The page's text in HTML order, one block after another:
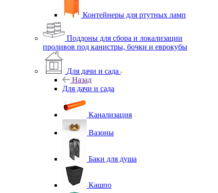
Контейнеры для ртутных ламп
Поддоны для сбора и локализации
проливов под канистры, бочки и еврокубы
Для дачи и сада
Назад
Для дачи и сада
Канализация
Вазоны
Баки для душа
Кашпо